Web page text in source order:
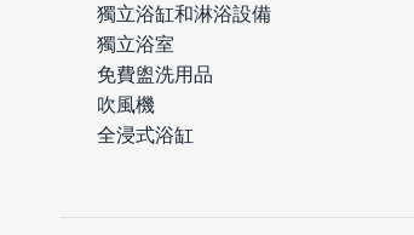
獨立浴缸和淋浴設備
獨立浴室
免費盥洗用品
吹風機
全浸式浴缸